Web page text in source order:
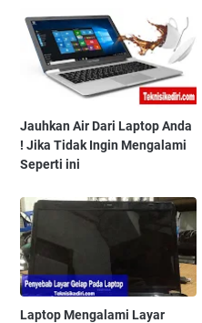
Jauhkan Air Dari Laptop Anda
! Jika Tidak Ingin Mengalami
Seperti ini
Laptop Mengalami Layar